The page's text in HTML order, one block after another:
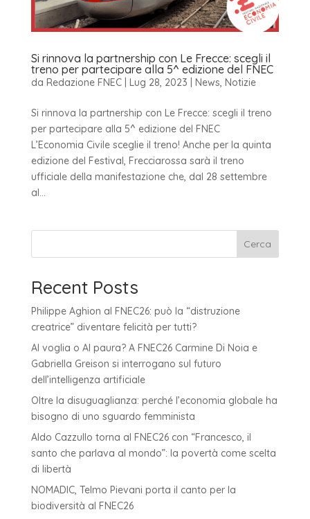
Si rinnova la partnership con Le Frecce: scegli il
treno per partecipare alla 5^ edizione del FNEC
da Redazione FNEC| Lug 28, 2023 News, Notizie
Si rinnova la partnership con Le Frecce: scegli il treno
per partecipare alla 5^ edizione del FNEC
L’Economia Civile sceglie il treno! Anche per la quinta
edizione del Festival, Frecciarossa sarà il treno
ufficiale della manifestazione che, dal 28 settembre
al...
Cerca
Recent Posts
Philippe Aghion al FNEC26: può la “distruzione
creatrice” diventare felicità per tutti?
AI voglia o AI paura? A FNEC26 Carmine Di Noia e
Gabriella Greison si interrogano sul futuro
dell’intelligenza artificiale
Oltre la disuguaglianza: perché l’economia globale ha
bisogno di uno sguardo femminista
Aldo Cazzullo torna al FNEC26 con “Francesco, il
santo che parlava al mondo”: la povertà come scelta
di libertà
NOMADIC, Telmo Pievani porta il canto per la
biodiversità al FNEC26